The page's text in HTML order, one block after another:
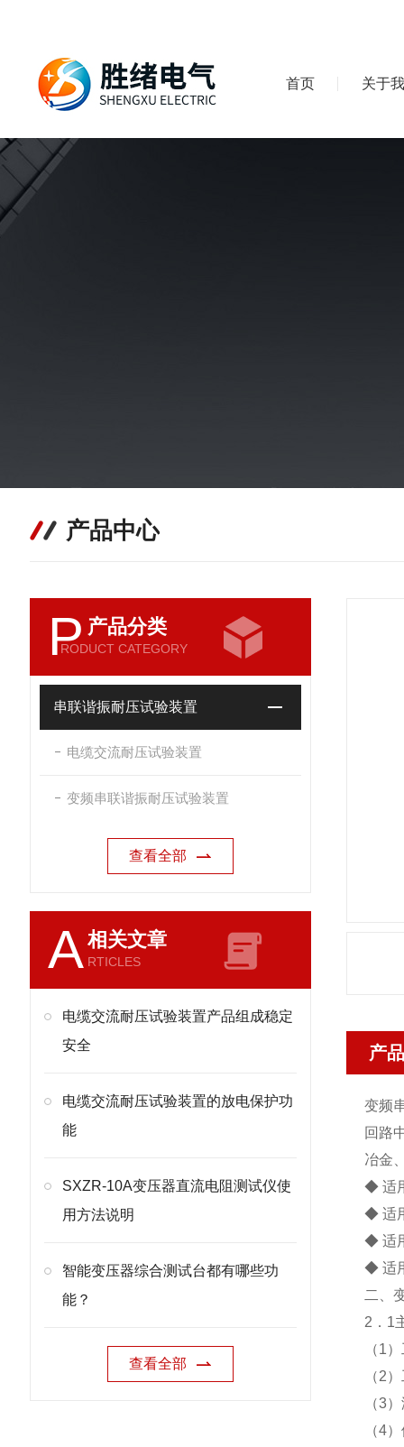
首页 关于
产品中心
P 产品分类
RODUCT CATEGORY
串联谐振耐压试验装置
电缆交流耐压试验装置
变频串联谐振耐压试验装置
查看全部
A相关文章
RTICLES
电缆交流耐压试验装置产品组成稳定
安全
电缆交流耐压试验装置的放电保护功
能
SXZR-10A变压器直流电阻测试仪使
用方法说明
智能变压器综合测试台都有哪些功
能？
查看全部
产
变频
回路
冶金
◆ 适
◆ 适
◆ 适
◆ 适
二、
2．1
（1
（2
（3
（4